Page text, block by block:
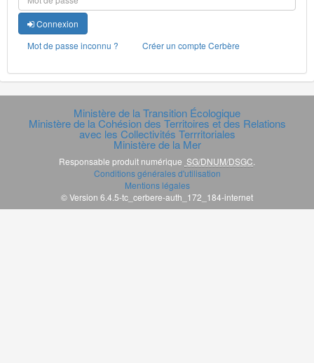
Connexion
Mot de passe inconnu ?
Créer un compte Cerbère
Ministère de la Transition Écologique
Ministère de la Cohésion des Territoires et des Relations
avec les Collectivités Terrritoriales
Ministère de la Mer
Responsable produit numérique SG/DNUM/DSGC.
Conditions générales d'utilisation
Mentions légales
© Version 6.4.5-tc_cerbere-auth_172_184-internet